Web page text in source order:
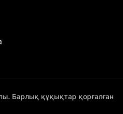
Барлық құқықтар қорғалған